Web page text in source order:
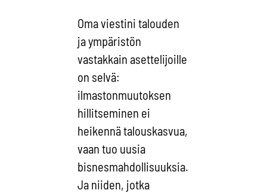
Oma viestini talouden
ja ympäristön
vastakkain asettelijoille
on selvä:
ilmastonmuutoksen
hillitseminen ei
heikennä talouskasvua,
vaan tuo uusia
bisnesmahdollisuuksia.
Ja niiden, jotka